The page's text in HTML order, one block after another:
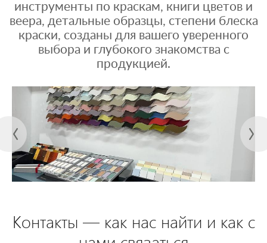
инструменты по краскам, книги цветов и
веера, детальные образцы, степени блеска
краски, созданы для вашего уверенного
выбора и глубокого знакомства с
продукцией.
Контакты — как нас найти и как с